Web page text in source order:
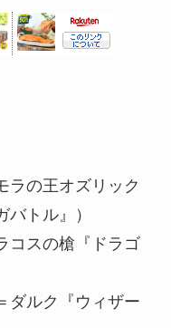
ラの王オズリック
トル』）
コスの槍『ドラゴ
ダルク『ウィザー